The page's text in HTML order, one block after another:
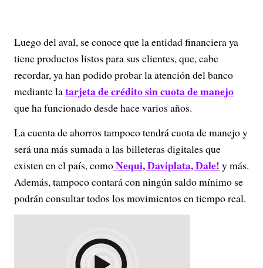
Luego del aval, se conoce que la entidad financiera ya
tiene productos listos para sus clientes, que, cabe
recordar, ya han podido probar la atención del banco
mediante latarjeta de crédito sin cuota de manejo
que ha funcionado desde hace varios años.
La cuenta de ahorros tampoco tendrá cuota de manejo y
será una más sumada a las billeteras digitales que
existen en el país, comoNequi, Daviplata, Dale! y más.
Además, tampoco contará con ningún saldo mínimo se
podrán consultar todos los movimientos en tiempo real.